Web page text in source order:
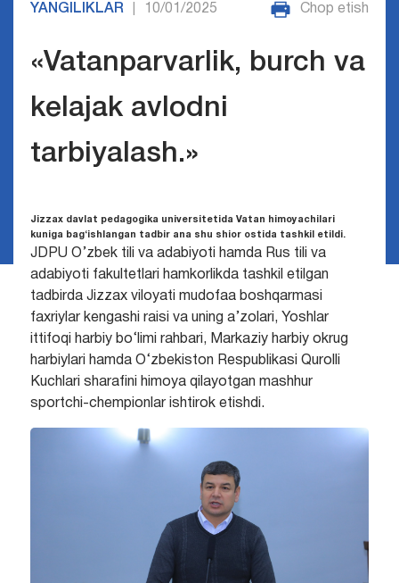
YANGILIKLAR 10/01/2025 Chop etish
«Vatanparvarlik, burch va
kelajak avlodni
tarbiyalash.»
Jizzax davlat pedagogika universitetida Vatan himoyachilari
kuniga bag‘ishlangan tadbir ana shu shior ostida tashkil etildi.
JDPU O’zbek tili va adabiyoti hamda Rus tili va
adabiyoti fakultetlari hamkorlikda tashkil etilgan
tadbirda Jizzax viloyati mudofaa boshqarmasi
faxriylar kengashi raisi va uning a’zolari, Yoshlar
ittifoqi harbiy bo‘limi rahbari, Markaziy harbiy okrug
harbiylari hamda O‘zbekiston Respublikasi Qurolli
Kuchlari sharafini himoya qilayotgan mashhur
sportchi-chempionlar ishtirok etishdi.